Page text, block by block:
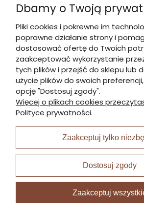
Kontakt
Informacje
Płatności i dostawa
Moje konto
I Nagroda w plabiscycie:
Dbamy o Twoją
Pliki cookies i pokrewne im
poprawne działanie strony i
dostosować ofertę do Twoich
zaakceptować wykorzystanie
tych plików i przejść do sklepu lub
użycie plików do swoich
opcję "Dostosuj zgody".
Więcej o plikach cookies
Polityce prywatności.
Zaakceptuj tylko
Dostosuj zgody
Zaakceptuj